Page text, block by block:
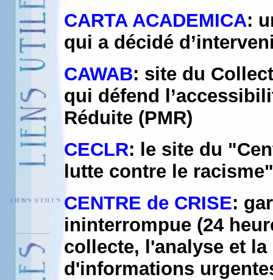
CARTA ACADEMICA:
qui a décidé
CAWAB: site du
qui défend
Réduite (PMR)
CECLR: le site du
lutte contre le racisme"
CENTRE de CRISE:
ininterrompue (24
collecte, l'analyse et
d'informations